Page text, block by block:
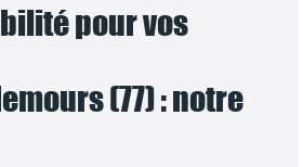
pour vos
(77) : notre